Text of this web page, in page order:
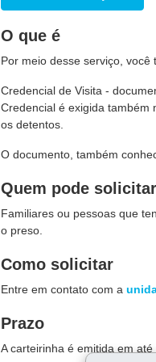
O que é
Por meio desse serviço,
Credencial de Visita -
Credencial é exigida também
os detentos.
O documento, também
Quem pode solicitar
Familiares ou pessoas que
o preso.
Como solicitar
Entre em contato com a
Prazo
A carteirinha é emitida em